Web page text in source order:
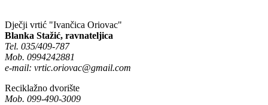
Dječji vrtić "Ivančica Oriovac"
Blanka Stažić, ravnateljica
Tel. 035/409-787
Mob. 0994242881
e-mail: vrtic.oriovac@gmail.com
Reciklažno dvorište
Mob. 099-490-3009